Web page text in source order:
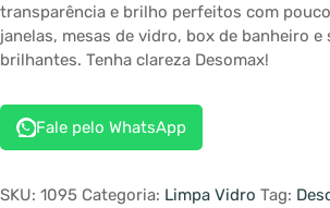
transparência e brilho perfeitos com
janelas, mesas de vidro, box de banheiro e
brilhantes. Tenha clareza Desomax!
Fale pelo WhatsApp
SKU: 1095 Categoria: Limpa Vidro Tag: